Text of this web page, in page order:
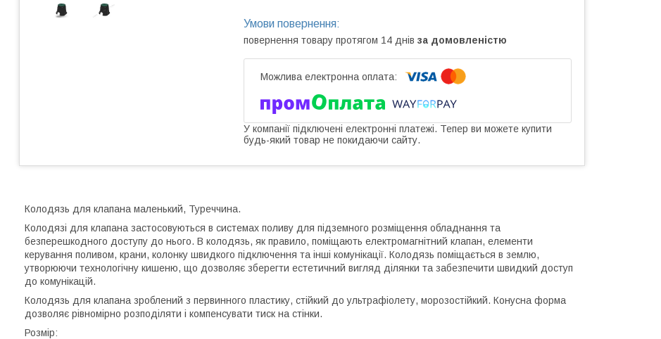
повернення товару протягом 14 днів за домовленістю
У компанії підключені електронні платежі. Тепер ви можете купити
будь-який товар не покидаючи сайту.
Колодязь для клапана маленький, Туреччина.
Колодязі для клапана застосовуються в системах поливу для підземного розміщення обладнання та
безперешкодного доступу до нього. В колодязь, як правило, поміщають електромагнітний клапан, елементи
керування поливом, крани, колонку швидкого підключення та інші комунікації. Колодязь поміщається в землю,
утворюючи технологічну кишеню, що дозволяє зберегти естетичний вигляд ділянки та забезпечити швидкий доступ
до комунікацій.
Колодязь для клапана зроблений з первинного пластику, стійкий до ультрафіолету, морозостійкий. Конусна форма
дозволяє рівномірно розподіляти і компенсувати тиск на стінки.
Розмір: